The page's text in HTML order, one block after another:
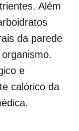
Além
da parede
e
calórico da